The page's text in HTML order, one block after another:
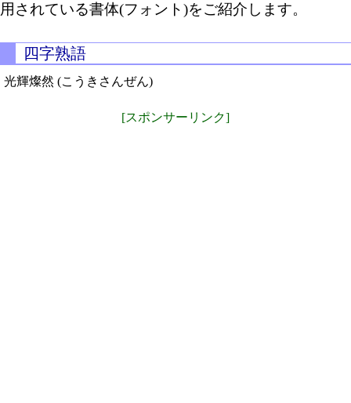
用されている書体(フォント)をご紹介します。
四字熟語
光輝燦然 (こうきさんぜん)
[スポンサーリンク]